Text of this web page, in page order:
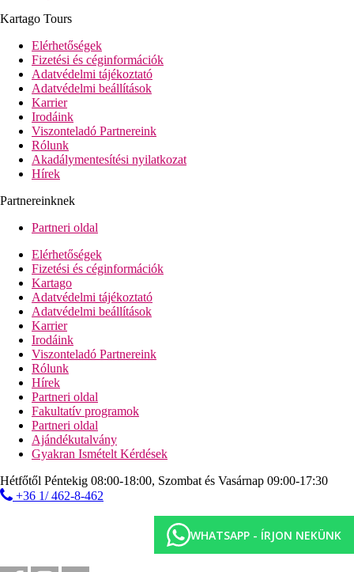
Kartago Tours
Elérhetőségek
Fizetési és céginformációk
Adatvédelmi tájékoztató
Adatvédelmi beállítások
Karrier
Irodáink
Viszonteladó Partnereink
Rólunk
Akadálymentesítési nyilatkozat
Hírek
Partnereinknek
Partneri oldal
Elérhetőségek
Fizetési és céginformációk
Kartago
Adatvédelmi tájékoztató
Adatvédelmi beállítások
Karrier
Irodáink
Viszonteladó Partnereink
Rólunk
Hírek
Partneri oldal
Fakultatív programok
Partneri oldal
Ajándékutalvány
Gyakran Ismételt Kérdések
Hétfőtől Péntekig 08:00-18:00, Szombat és Vasárnap 09:00-17:30
+36 1/ 462-8-462
WHATSAPP - ÍRJON NEKÜNK